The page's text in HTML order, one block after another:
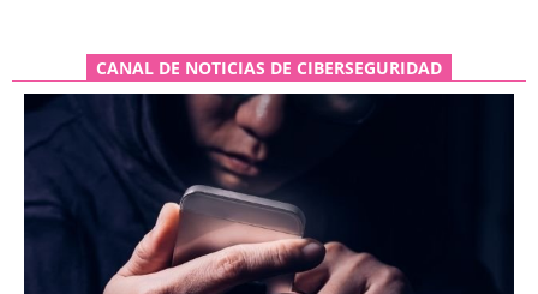
CANAL DE NOTICIAS DE CIBERSEGURIDAD